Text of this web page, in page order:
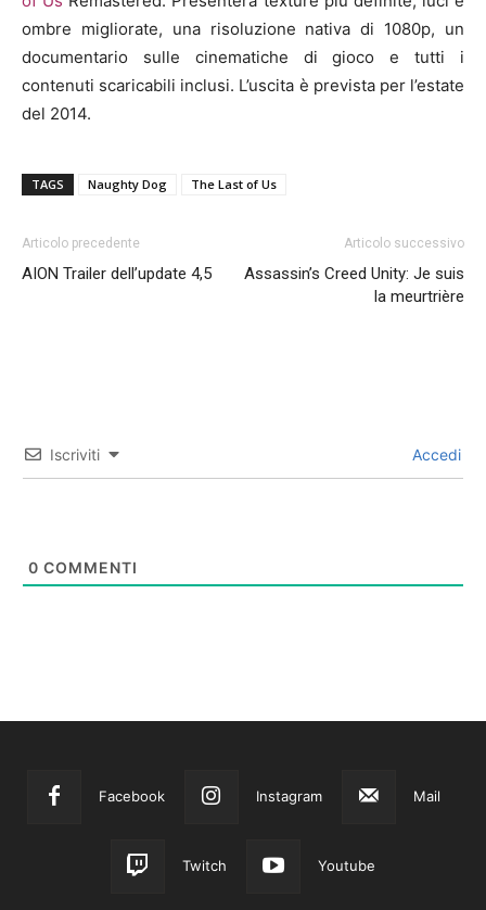
ombre migliorate, una risoluzione nativa di 1080p, un
documentario sulle cinematiche di gioco e tutti i
contenuti scaricabili inclusi. L’uscita è prevista per l’estate
del 2014.
TAGS Naughty Dog The Last of Us
Articolo precedente
AION Trailer dell’update 4,5
Articolo successivo
Assassin’s Creed Unity: Je suis
la meurtrière
Iscriviti Accedi
0 COMMENTI
Facebook Instagram Mail
Twitch Youtube